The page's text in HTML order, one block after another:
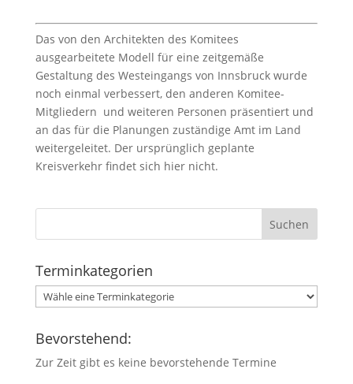
Das von den Architekten des Komitees
ausgearbeitete Modell für eine zeitgemäße
Gestaltung des Westeingangs von Innsbruck wurde
noch einmal verbessert, den anderen Komitee-
Mitgliedern und weiteren Personen präsentiert und
an das für die Planungen zuständige Amt im Land
weitergeleitet. Der ursprünglich geplante
Kreisverkehr findet sich hier nicht.
Terminkategorien
Bevorstehend:
Zur Zeit gibt es keine bevorstehende Termine